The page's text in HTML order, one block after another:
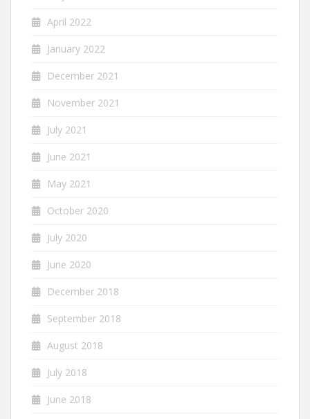
April 2022
January 2022
December 2021
November 2021
July 2021
June 2021
May 2021
October 2020
July 2020
June 2020
December 2018
September 2018
August 2018
July 2018
June 2018